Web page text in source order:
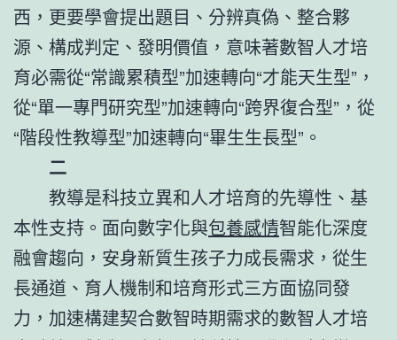
西，更要學會提出題目、分辨真偽、整合夥
源、構成判定、發明價值，意味著數智人才培
育必需從“常識累積型”加速轉向“才能天生型”，
從“單一專門研究型”加速轉向“跨界復合型”，從
“階段性教導型”加速轉向“畢生生長型”。
二
教導是科技立異和人才培育的先導性、基
本性支持。面向數字化與包養感情智能化深度
融會趨向，安身新質生孩子力成長需求，從生
長通道、育人機制和培育形式三方面協同發
力，加速構建契合數智時期需求的數智人才培